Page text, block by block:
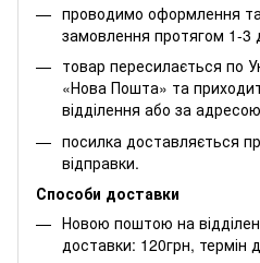
проводимо оформлення
замовлення протягом 1-3
товар пересилається по
«Нова Пошта» та
відділення або за
посилка доставляється
відправки.
Способи доставки
Новою поштою на
доставки: 120грн, термін